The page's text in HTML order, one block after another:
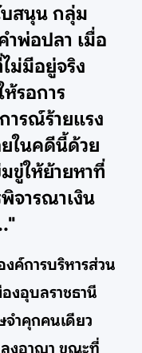
สนุน กลุ่ม
ำพ่อปลา เมื่อ
ม่มีอยู่จริง
รอการ
ารณ์ร้ายแรง
ในคดีนี้ด้วย
ขู่ให้ย้ายหาที่
จารณาเงิน
ค์การบริหารส่วน
งอุบลราชธานี
ำคุกคนเดียว
ลงอาญา ขณะที่